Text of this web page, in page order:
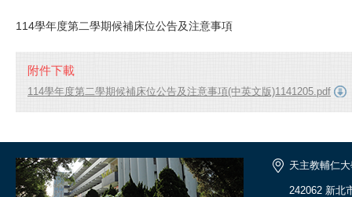
114學年度第二學期候補床位公告及注意事項
附件下載
114學年度第二學期候補床位公告及注意事項(中英文版)1141205.pdf
天主教輔仁
242062 新北